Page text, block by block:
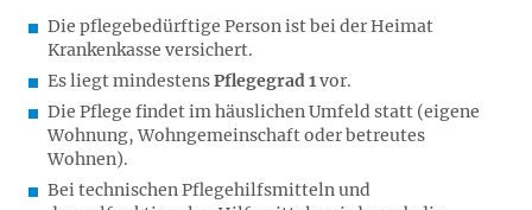
Die pflegebedürftige Person ist bei der Heimat
Krankenkasse versichert.
Es liegt mindestensPflegegrad 1vor.
Die Pflege findet im häuslichen Umfeld statt (eigene
Wohnung, Wohngemeinschaft oder betreutes
Wohnen).
Bei technischen Pflegehilfsmitteln und